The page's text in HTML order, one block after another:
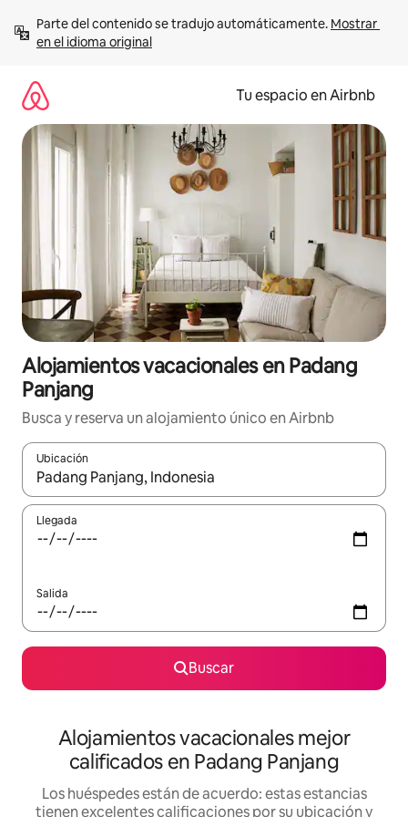
contenido
Parte del contenido se tradujo automáticamente. Mostrar
en el idioma original
Tu espacio en Airbnb
Alojamientos vacacionales en Padang
Panjang
Busca y reserva un alojamiento único en Airbnb
Ubicación
Cuando los resultados estén disponibles, podrás navegar
Llegada
Salida
Buscar
Alojamientos vacacionales mejor
calificados en Padang Panjang
Los huéspedes están de acuerdo: estas estancias
tienen excelentes calificaciones por su ubicación y